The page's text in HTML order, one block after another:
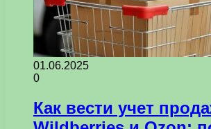
01.06.2025
0
Как вести учет